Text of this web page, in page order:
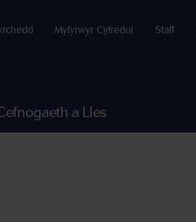
Myfyrwyr Cyfredol Staff
a Lles